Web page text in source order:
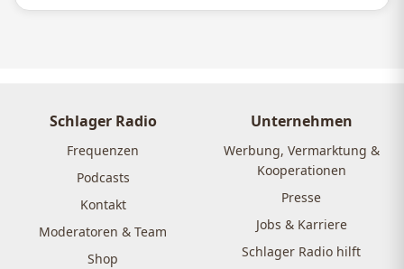
Schlager Radio
Frequenzen
Podcasts
Kontakt
Moderatoren & Team
Shop
Unternehmen
Werbung, Vermarktung &
Kooperationen
Presse
Jobs & Karriere
Schlager Radio hilft